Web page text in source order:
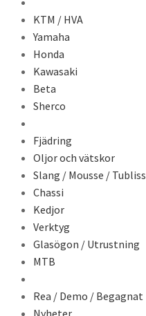
KTM / HVA
Yamaha
Honda
Kawasaki
Beta
Sherco
Fjädring
Oljor och vätskor
Slang / Mousse / Tubliss
Chassi
Kedjor
Verktyg
Glasögon / Utrustning
MTB
Rea / Demo / Begagnat